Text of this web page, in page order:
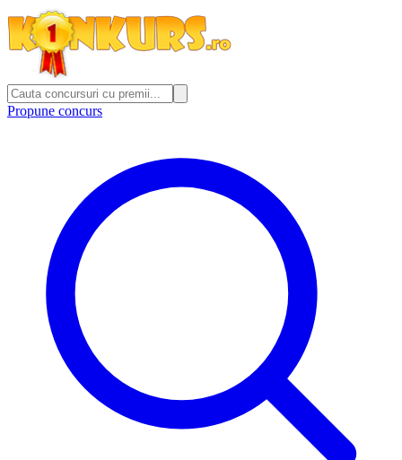
Propune concurs